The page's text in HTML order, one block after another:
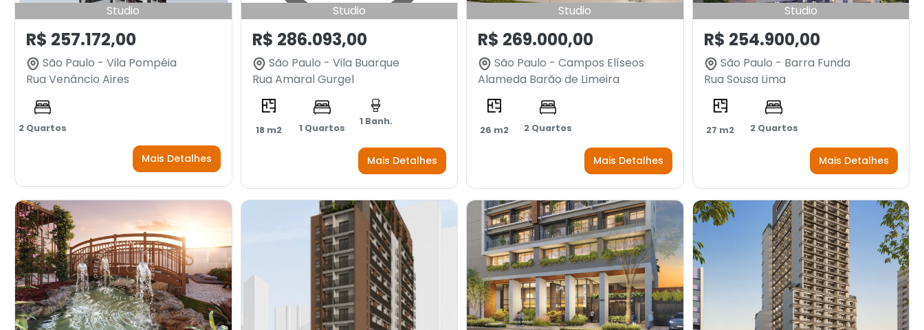
Studio
R$ 257.172,00
São Paulo - Vila Pompéia
Rua Venâncio Aires
2 Quartos
Mais Detalhes
Studio
R$ 286.093,00
São Paulo - Vila Buarque
Rua Amaral Gurgel
18 m2 1 Quartos
1 Banh.
Mais Detalhes
Studio
R$ 269.000,00
São Paulo - Campos Elíseos
Alameda Barão de Limeira
26 m2 2 Quartos
Mais Detalhes
Studio
R$ 254.900,00
São Paulo - Barra Funda
Rua Sousa Lima
27 m2 2 Quartos
Mais Detalhes